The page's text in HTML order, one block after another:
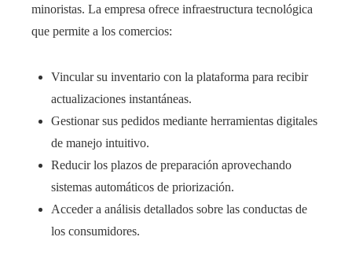
minoristas. La empresa ofrece infraestructura tecnológica
que permite a los comercios:
Vincular su inventario con la plataforma para recibir
actualizaciones instantáneas.
Gestionar sus pedidos mediante herramientas digitales
de manejo intuitivo.
Reducir los plazos de preparación aprovechando
sistemas automáticos de priorización.
Acceder a análisis detallados sobre las conductas de
los consumidores.